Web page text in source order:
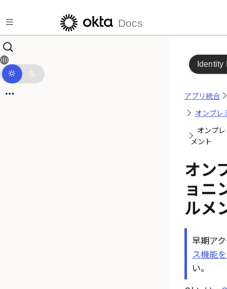
Docs
Identity
アプリ統合
オンプレ
オンプ
メント
オン
ョニ
ルメ
早期ア
ス機能
い。